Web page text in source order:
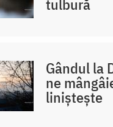
tulbură
Gândul la
ne
liniștește